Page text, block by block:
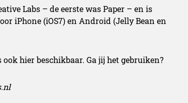
Labs – de eerste was Paper – en is
iPhone (iOS7) en Android (Jelly Bean en
hier beschikbaar. Ga jij het gebruiken?